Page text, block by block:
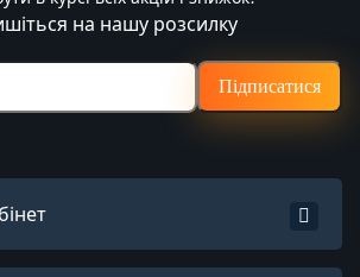
на нашу розсилку
Підписатися